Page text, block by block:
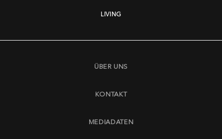
LIVING
ÜBER UNS
KONTAKT
MEDIADATEN